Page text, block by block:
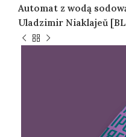
Automat z wodą
Uladzimir Niaklajeŭ